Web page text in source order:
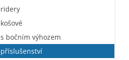
ridery
košové
s bočním výhozem
příslušenství